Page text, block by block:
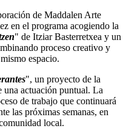
de Maddalen Arte
en el programa acogiendo la
" de Itziar Basterretxea y un
proceso creativo y
espacio.
", un proyecto de la
una actuación puntual. La
de trabajo que continuará
las próximas semanas, en
local.